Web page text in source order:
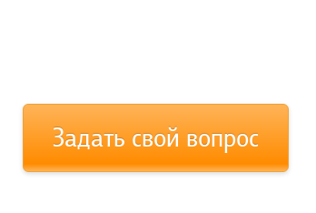
Задать свой вопрос